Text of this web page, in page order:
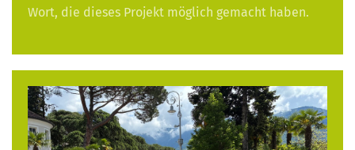
Wort, die dieses Projekt möglich gemacht haben.